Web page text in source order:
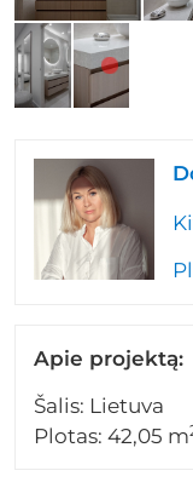
Apie projektą:
Šalis: Lietuva
Plotas: 42,05 m